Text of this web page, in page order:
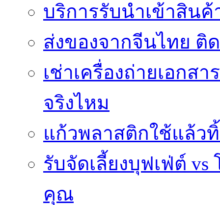
บริการรับนำเข้าสิน
ส่งของจากจีนไทย ติ
เช่าเครื่องถ่ายเอกส
จริงไหม
แก้วพลาสติกใช้แล้ว
รับจัดเลี้ยงบุฟเฟ่ต์
คุณ